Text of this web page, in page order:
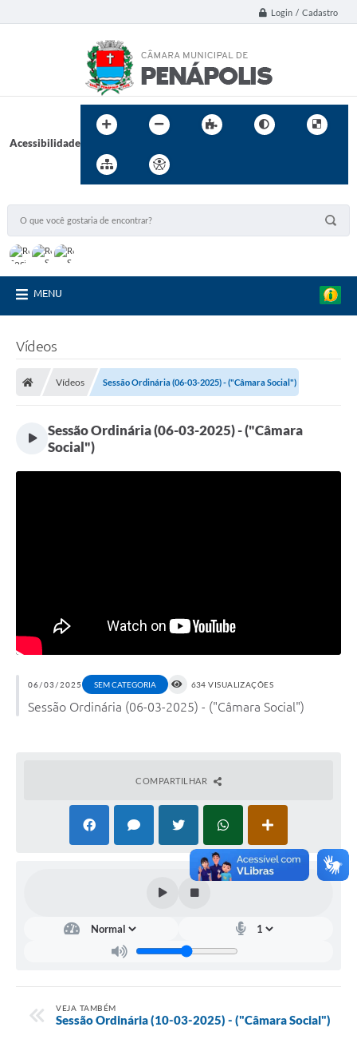
Login / Cadastro
Acessibilidade
MENU
Vídeos
Vídeos Sessão Ordinária (06-03-2025) - ("Câmara Social")
Sessão Ordinária (06-03-2025) - ("Câmara
Social")
06/03/2025 SEM CATEGORIA 634 VISUALIZAÇÕES
Sessão Ordinária (06-03-2025) - ("Câmara Social")
COMPARTILHAR
VEJA TAMBÉM
Sessão Ordinária (10-03-2025) - ("Câmara Social")